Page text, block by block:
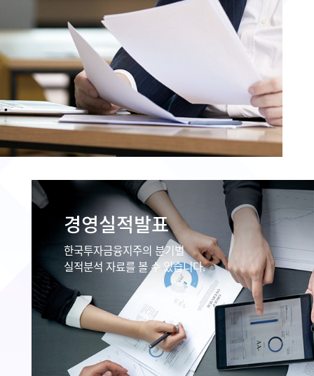
경영실적발표
한국투자금융지주의 분기별
실적분석 자료를 볼 수 있습니다.